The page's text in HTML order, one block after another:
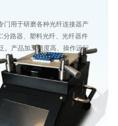
门用于研磨各种光纤连接器产
分路器、塑料光纤、光纤器件
。产品加工精度高、操作运行稳
调整更加方便快捷。目前比较成
台光纤研磨机，再配合各种规
组成。